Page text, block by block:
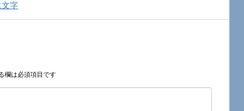
文字
欄は必須項目です